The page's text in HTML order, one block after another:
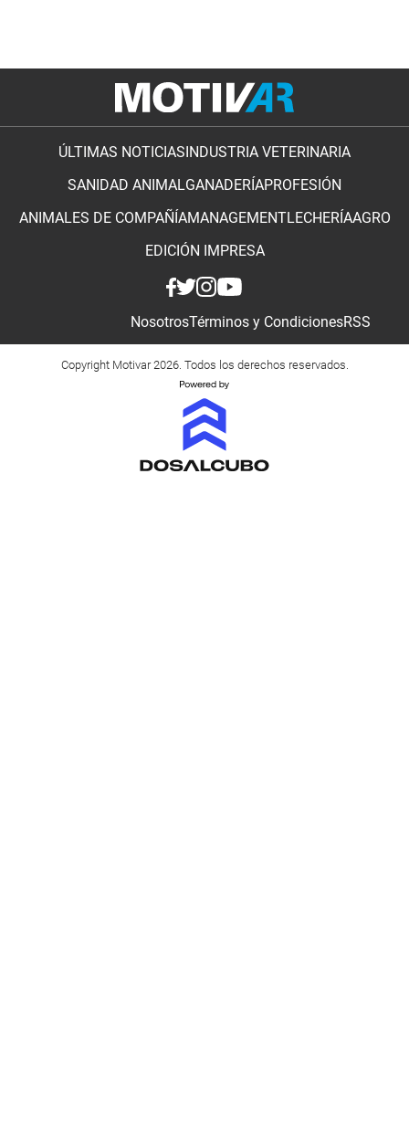
ÚLTIMAS NOTICIAS INDUSTRIA VETERINARIA
SANIDAD ANIMALGANADERÍAPROFESIÓN
ANIMALES DE COMPAÑÍAMANAGEMENTLECHERÍAAGRO
EDICIÓN IMPRESA
NosotrosTérminos y CondicionesRSS
Copyright Motivar 2026. Todos los derechos reservados.